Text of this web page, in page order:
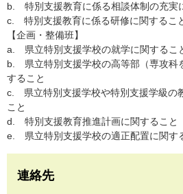
b. 特別支援教育に係る相談体制の充実
c. 特別支援教育に係る研修に関するこ
【企画・整備班】
a. 県立特別支援学校の就学に関するこ
b. 県立特別支援学校の高等部（専攻科
すること
c. 県立特別支援学校や特別支援学級の
こと
d. 特別支援教育推進計画に関すること
e. 県立特別支援学校の適正配置に関す
連絡先